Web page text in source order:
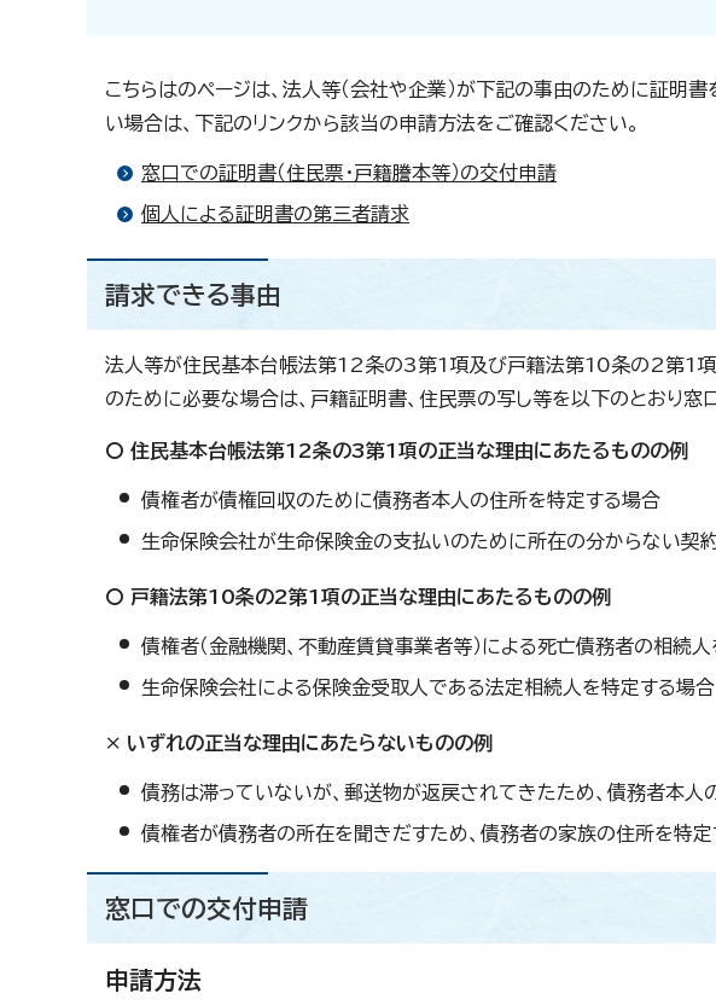
こちらはのページは、法人等（会社や企業）が下記の事由のために証明
い場合は、下記のリンクから該当の申請方法をご確認ください。
窓口での証明書（住民票・戸籍謄本等）の交付申請
個人による証明書の第三者請求
請求できる事由
法人等が住民基本台帳法第12条の3第1項及び戸籍法第10条の2第1項に
のために必要な場合は、戸籍証明書、住民票の写し等を以下のとおり窓
〇 住民基本台帳法第12条の3第1項の正当な理由にあたるものの例
債権者が債権回収のために債務者本人の住所を特定する場合
生命保険会社が生命保険金の支払いのために所在の分からない契
〇 戸籍法第10条の2第1項の正当な理由にあたるものの例
債権者（金融機関、不動産賃貸事業者等）による死亡債務者の相続
生命保険会社による保険金受取人である法定相続人を特定する場合
× いずれの正当な理由にあたらないものの例
債務は滞っていないが、郵送物が返戻されてきたため、債務者本人
債権者が債務者の所在を聞きだすため、債務者の家族の住所を特定
窓口での交付申請
申請方法